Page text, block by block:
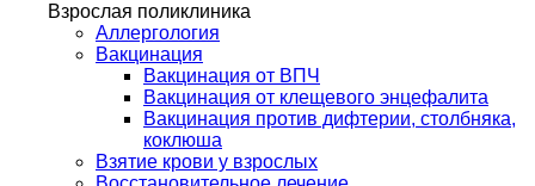
Взрослая поликлиника
Аллергология
Вакцинация
Вакцинация от ВПЧ
Вакцинация от клещевого энцефалита
Вакцинация против дифтерии, столбняка,
коклюша
Взятие крови у взрослых